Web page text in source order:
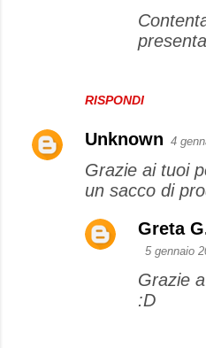
RISPONDI
Unknown 4
Grazie ai tuoi
un sacco di
Greta
5 gennaio
Grazie
:D